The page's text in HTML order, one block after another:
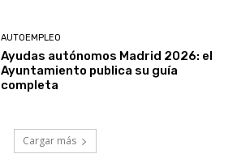
AUTOEMPLEO
Ayudas autónomos Madrid 2026: el
Ayuntamiento publica su guía
completa
Cargar más